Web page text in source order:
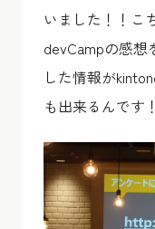
いました！！こ
devCampの感
した情報が
も出来るんです！